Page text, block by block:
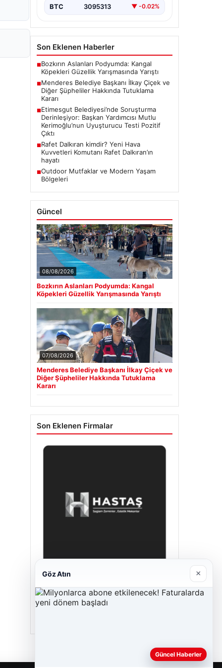
yerini…
BTC 3095313 ▼ -0.02%
Son Eklenen Haberler
■Bozkırın Aslanları Podyumda: Kangal
Köpekleri Güzellik Yarışmasında Yarıştı
■Menderes Belediye Başkanı İlkay Çiçek ve
Diğer Şüpheliler Hakkında Tutuklama
Kararı
■Etimesgut Belediyesi’nde Soruşturma
Derinleşiyor: Başkan Yardımcısı Mutlu
Kerimoğlu’nun Uyuşturucu Testi Pozitif
Çıktı
■Rafet Dalkıran kimdir? Yeni Hava
Kuvvetleri Komutanı Rafet Dalkıran’ın
hayatı
■Outdoor Mutfaklar ve Modern Yaşam
Bölgeleri
Güncel
08/08/2026
Bozkırın Aslanları Podyumda: Kangal
Köpekleri Güzellik Yarışmasında Yarıştı
07/08/2026
Menderes Belediye Başkanı İlkay Çiçek ve
Diğer Şüpheliler Hakkında Tutuklama
Kararı
Son Eklenen Firmalar
Hastaş Beton
26/05/2026
Göz Atın ×
Güncel Haberler